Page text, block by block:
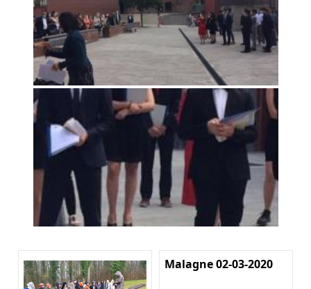
Malagne 02-03-2020